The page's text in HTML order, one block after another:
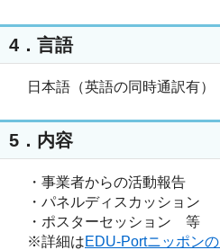
4．言語
日本語（英語の同時通訳有）
5．内容
・事業者からの活動報告
・パネルディスカッション
・ポスターセッション 等
※詳細はEDU-Portニッポン